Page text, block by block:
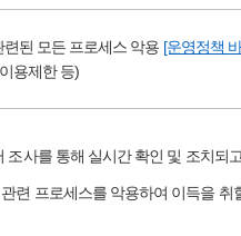
된 모든 프로세스 악용 [운영정책
용제한 등)
조사를 통해 실시간 확인 및 조치되
련 프로세스를 악용하여 이득을 취